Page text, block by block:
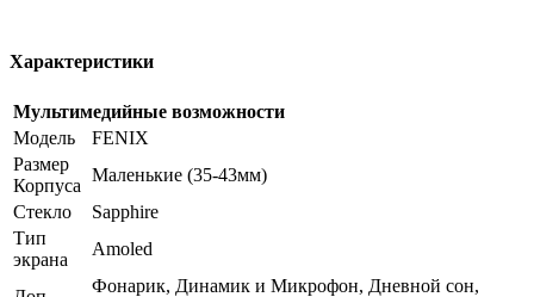
Характеристики
Мультимедийные возможности
Модель
FENIX
Размер
Корпуса
Маленькие (35-43мм)
Стекло
Sapphire
Тип
экрана
Amoled
Фонарик, Динамик и Микрофон, Дневной сон,